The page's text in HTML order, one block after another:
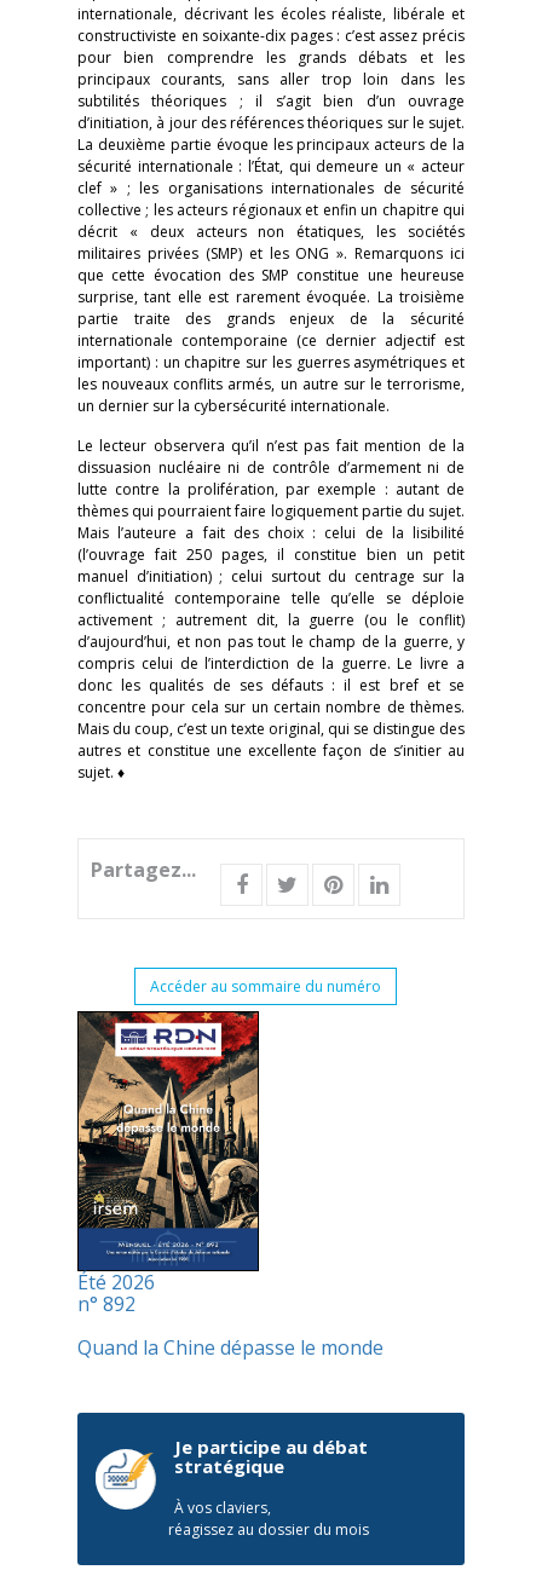
internationale, décrivant les écoles réaliste, libérale et
constructiviste en soixante-dix pages : c’est assez précis
pour bien comprendre les grands débats et les
principaux courants, sans aller trop loin dans les
subtilités théoriques ; il s’agit bien d’un ouvrage
d’initiation, à jour des références théoriques sur le sujet.
La deuxième partie évoque les principaux acteurs de la
sécurité internationale : l’État, qui demeure un « acteur
clef » ; les organisations internationales de sécurité
collective ; les acteurs régionaux et enfin un chapitre qui
décrit « deux acteurs non étatiques, les sociétés
militaires privées (SMP) et les ONG ». Remarquons ici
que cette évocation des SMP constitue une heureuse
surprise, tant elle est rarement évoquée. La troisième
partie traite des grands enjeux de la sécurité
internationale contemporaine (ce dernier adjectif est
important) : un chapitre sur les guerres asymétriques et
les nouveaux conflits armés, un autre sur le terrorisme,
un dernier sur la cybersécurité internationale.
Le lecteur observera qu’il n’est pas fait mention de la
dissuasion nucléaire ni de contrôle d’armement ni de
lutte contre la prolifération, par exemple : autant de
thèmes qui pourraient faire logiquement partie du sujet.
Mais l’auteure a fait des choix : celui de la lisibilité
(l’ouvrage fait 250 pages, il constitue bien un petit
manuel d’initiation) ; celui surtout du centrage sur la
conflictualité contemporaine telle qu’elle se déploie
activement ; autrement dit, la guerre (ou le conflit)
d’aujourd’hui, et non pas tout le champ de la guerre, y
compris celui de l’interdiction de la guerre. Le livre a
donc les qualités de ses défauts : il est bref et se
concentre pour cela sur un certain nombre de thèmes.
Mais du coup, c’est un texte original, qui se distingue des
autres et constitue une excellente façon de s’initier au
sujet. ♦
Partagez...
Accéder au sommaire du numéro
Été 2026
n° 892
Quand la Chine dépasse le monde
Je participe au débat
stratégique
À vos claviers,
réagissez au dossier du mois